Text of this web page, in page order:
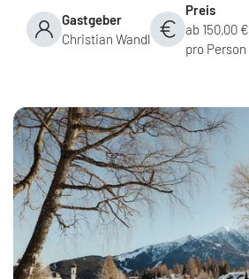
Gastgeber
Christian Wandl
Preis
ab 150,00 €
pro Person